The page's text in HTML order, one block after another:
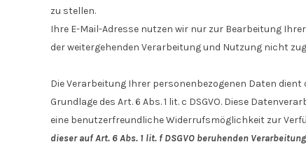
zu stellen.
Ihre E-Mail-Adresse nutzen wir nur zur Bearbeitung
der weitergehenden Verarbeitung und Nutzung nicht
Die Verarbeitung Ihrer personenbezogenen Daten
Grundlage des Art. 6 Abs. 1 lit. c DSGVO. Diese
eine benutzerfreundliche Widerrufsmöglichkeit zur
dieser auf Art. 6 Abs. 1 lit. f DSGVO beruhenden